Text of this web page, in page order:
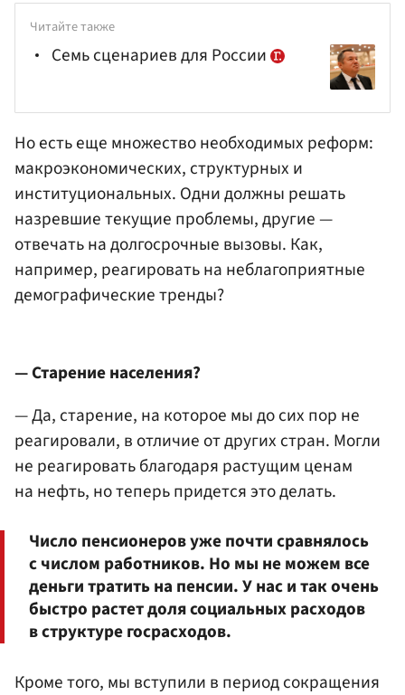
Читайте также
Семь сценариев для России
Но есть еще множество необходимых реформ:
макроэкономических, структурных и
институциональных. Одни должны решать
назревшие текущие проблемы, другие —
отвечать на долгосрочные вызовы. Как,
например, реагировать на неблагоприятные
демографические тренды?
— Старение населения?
— Да, старение, на которое мы до сих пор не
реагировали, в отличие от других стран. Могли
не реагировать благодаря растущим ценам
на нефть, но теперь придется это делать.
Число пенсионеров уже почти сравнялось
с числом работников. Но мы не можем все
деньги тратить на пенсии. У нас и так очень
быстро растет доля социальных расходов
в структуре госрасходов.
Кроме того, мы вступили в период сокращения